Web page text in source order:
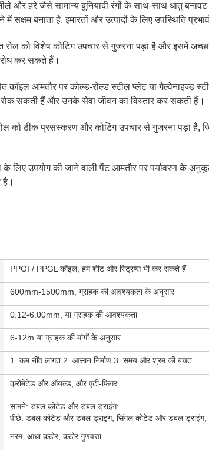
और हरे जैसे सामान्य बुनियादी रंगों के साथ-साथ धातु
सक्षम बनाता है, इमारतों और उत्पादों के लिए उपस्थिति
रोल को विशेष कोटिंग उपचार से गुजरना पड़ा है और इसमें
कर सकते हैं।
कॉइल आमतौर पर कोल्ड-रोल्ड स्टील प्लेट या गैल्वेनाइज्ड
सकती हैं और उनके सेवा जीवन का विस्तार कर सकती हैं।
को ठीक प्रसंस्करण और कोटिंग उपचार से गुजरना पड़ा है,
के लिए उपयोग की जाने वाली पेंट आमतौर पर पर्यावरण के
है।
PPGI / PPGL कॉइल, हम शीट और स्ट्रिप्स भी कर सकते हैं
600mm-1500mm, ग्राहक की आवश्यकता के अनुसार
0.12-6.00mm, या ग्राहक की आवश्यकता
6-12m या ग्राहक की मांगों के अनुसार
1. कम नींव लागत 2. आसान निर्माण 3. समय और श्रम की बचत
क्रोमेटेड और ऑयल्ड, और एंटी-फिंगर
सामने: डबल कोटेड और डबल ड्राइंग;
पीछे: डबल कोटेड और डबल ड्राइंग; सिंगल कोटेड और डबल ड्राइंग;
नरम, आधा कठोर, कठोर गुणवत्ता